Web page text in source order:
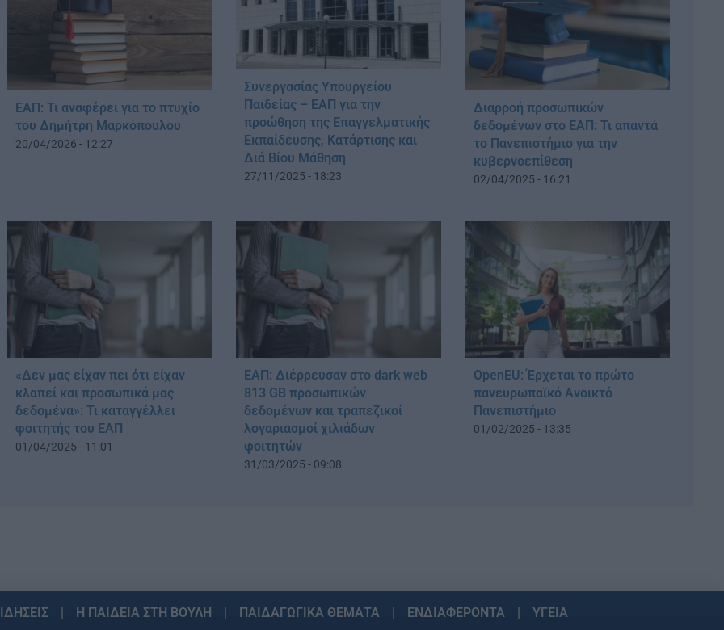
ΕΑΠ: Τι αναφέρει για το πτυχίο
του Δημήτρη Μαρκόπουλου
20/04/2026 - 12:27
Συνεργασίας Υπουργείου
Παιδείας – ΕΑΠ για την
προώθηση της Επαγγελματικής
Εκπαίδευσης, Κατάρτισης και
Διά Βίου Μάθηση
27/11/2025 - 18:23
Διαρροή προσωπικών
δεδομένων στο ΕΑΠ: Τι απαντά
το Πανεπιστήμιο για την
κυβερνοεπίθεση
02/04/2025 - 16:21
«Δεν μας είχαν πει ότι είχαν
κλαπεί και προσωπικά μας
δεδομένα»: Τι καταγγέλλει
φοιτητής του ΕΑΠ
01/04/2025 - 11:01
ΕΑΠ: Διέρρευσαν στο dark web
813 GB προσωπικών
δεδομένων και τραπεζικοί
λογαριασμοί χιλιάδων
φοιτητών
31/03/2025 - 09:08
OpenEU: Έρχεται το πρώτο
πανευρωπαϊκό Ανοικτό
Πανεπιστήμιο
01/02/2025 - 13:35
Η ΠΑΙΔΕΙΑ ΣΤΗ ΒΟΥΛΗ ΠΑΙΔΑΓΩΓΙΚΑ ΘΕΜΑΤΑ ΕΝΔΙΑΦΕΡΟΝΤΑ ΥΓΕΙΑ